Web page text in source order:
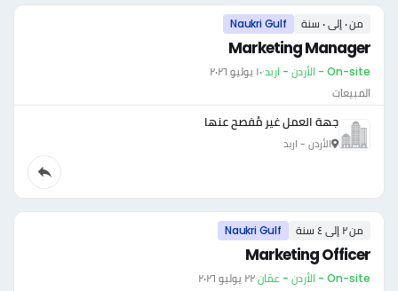
من ٠ إلى ٠ سنة Naukri Gulf
Marketing Manager
On-site - الأردن - اربد ·١٠ يوليو ٢٠٢٦
المبيعات
جهة العمل غير مُفصح عنها
الأردن - اربد
من ٢ إلى ٤ سنة Naukri Gulf
Marketing Officer
On-site - الأردن - عمّان ·٢٢ يوليو ٢٠٢٦